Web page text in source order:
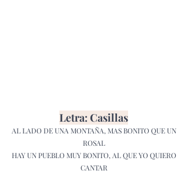
Letra: Casillas
AL LADO DE UNA MONTAÑA, MAS BONITO QUE UN
ROSAL
HAY UN PUEBLO MUY BONITO, AL QUE YO QUIERO
CANTAR